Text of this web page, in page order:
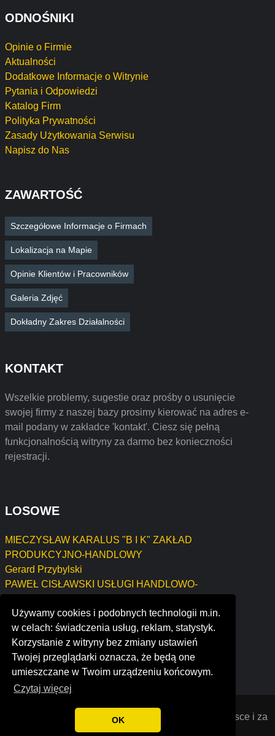
Używamy cookies i podobnych technologii m.in.
w celach: świadczenia usług, reklam, statystyk.
Korzystanie z witryny bez zmiany ustawień
Twojej przeglądarki oznacza, że będą one
umieszczane w Twoim urządzeniu końcowym.
Czytaj więcej
OK
ODNOŚNIKI
Opinie o Firmie
Aktualności
Dodatkowe Informacje o Witrynie
Pytania i Odpowiedzi
Katalog Firm
Polityka Prywatności
Zasady Użytkowania Serwisu
Napisz do Nas
ZAWARTOŚĆ
Szczegółowe Informacje o Firmach
Lokalizacja na Mapie
Opinie Klientów i Pracowników
Galeria Zdjęć
Dokładny Zakres Działalności
KONTAKT
Wszelkie problemy, sugestie oraz prośby o usunięcie
swojej firmy z naszej bazy prosimy kierować na adres e-
mail podany w zakładce 'kontakt'. Ciesz się pełną
funkcjonalnością witryny za darmo bez konieczności
rejestracji.
LOSOWE
MIECZYSŁAW KARALUS "B I K" ZAKŁAD
PRODUKCYJNO-HANDLOWY
Gerard Przybylski
PAWEŁ CISŁAWSKI USŁUGI HANDLOWO-
MIROSŁAW MIELEWCZYK BIURO OBSŁUGI
BUDOWNICTWA "LOKUM"
logos technologies s.r.l.
vehicle security solutions ltd
© 2022 Opinie o firmach założonych w Polsce i za
granicą. Wszystkie prawa zastrzeżone.